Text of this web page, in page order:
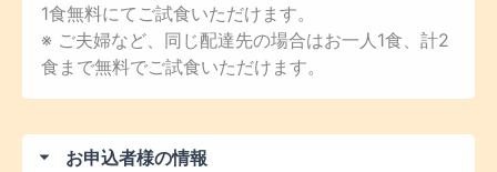
1食無料にてご試食いただけます。
※ ご夫婦など、同じ配達先の場合はお一人1食、計2
食まで無料でご試食いただけます。
お申込者様の情報